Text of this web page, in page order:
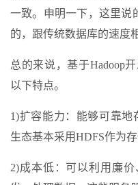
一致。申明一下，这里说
的，跟传统数据库的速度
总的来说，基于Hadoop
以下特点。
1)扩容能力：能够可靠地
生态基本采用HDFS作为
2)成本低：可以利用廉